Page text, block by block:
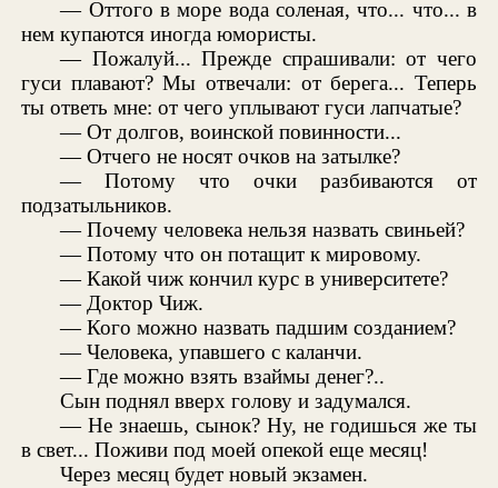
— Оттого в море вода соленая, что... что... в
нем купаются иногда юмористы.
— Пожалуй... Прежде спрашивали: от чего
гуси плавают? Мы отвечали: от берега... Теперь
ты ответь мне: от чего уплывают гуси лапчатые?
— От долгов, воинской повинности...
— Отчего не носят очков на затылке?
— Потому что очки разбиваются от
подзатыльников.
— Почему человека нельзя назвать свиньей?
— Потому что он потащит к мировому.
— Какой чиж кончил курс в университете?
— Доктор Чиж.
— Кого можно назвать падшим созданием?
— Человека, упавшего с каланчи.
— Где можно взять взаймы денег?..
Сын поднял вверх голову и задумался.
— Не знаешь, сынок? Ну, не годишься же ты
в свет... Поживи под моей опекой еще месяц!
Через месяц будет новый экзамен.